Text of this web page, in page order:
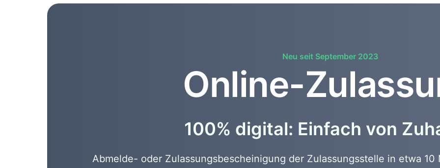
Neu seit September 2023
Online-
100% digital: Einfach von
Abmelde- oder Zulassungsbescheinigung der Zulassungsstelle in etwa